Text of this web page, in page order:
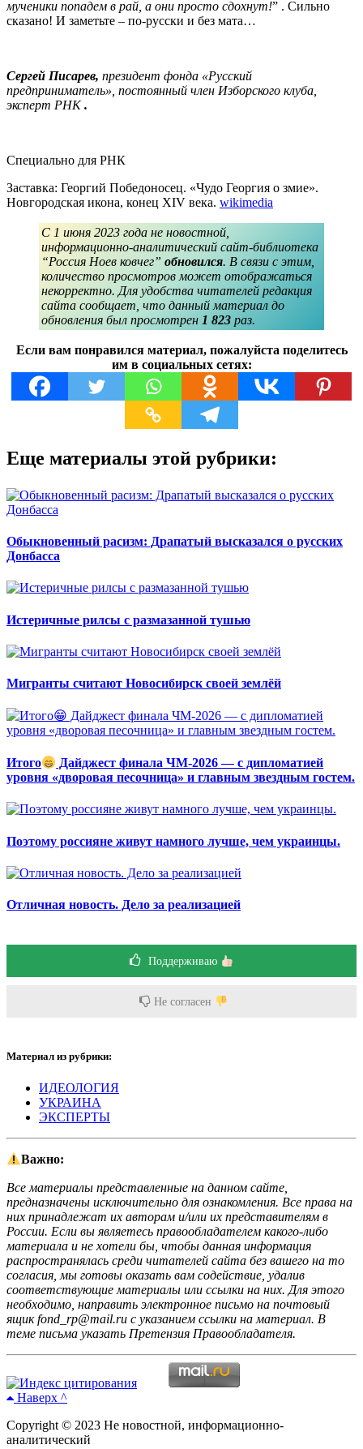
мученики попадем в рай, а они просто сдохнут!” . Сильно
сказано! И заметьте – по-русски и без мата…
Сергей Писарев, президент фонда «Русский
предприниматель», постоянный член Изборского клуба,
эксперт РНК.
Специально для РНК
Заставка: Георгий Победоносец. «Чудо Георгия о змие».
Новгородская икона, конец XIV века. wikimedia
С 1 июня 2023 года не новостной,
информационно-аналитический сайт-библиотека
“Россия Ноев ковчег” обновился. В связи с этим,
количество просмотров может отображаться
некорректно. Для удобства читателей редакция
сайта сообщает, что данный материал до
обновления был просмотрен 1 823 раз.
Если вам понравился материал, пожалуйста поделитесь
им в социальных сетях:
Еще материалы этой рубрики:
Обыкновенный расизм: Драпатый высказался о русских
Донбасса
Истеричные рилсы с размазанной тушью
Мигранты считают Новосибирск своей землёй
Итого
Дайджест финала ЧМ-2026 — с дипломатией
уровня «дворовая песочница» и главным звездным гостем.
Поэтому россияне живут намного лучше, чем украинцы.
Отличная новость. Дело за реализацией
Поддерживаю
Не согласен
Материал из рубрики:
ИДЕОЛОГИЯ
УКРАИНА
ЭКСПЕРТЫ
Важно:
Все материалы представленные на данном сайте,
предназначены исключительно для ознакомления. Все права на
них принадлежат их авторам и/или их представителям в
России. Если вы являетесь правообладателем какого-либо
материала и не хотели бы, чтобы данная информация
распространялась среди читателей сайта без вашего на то
согласия, мы готовы оказать вам содействие, удалив
соответствующие материалы или ссылки на них. Для этого
необходимо, направить электронное письмо на почтовый
ящик fond_rp@mail.ru с указанием ссылки на материал. В
теме письма указать Претензия Правообладателя.
Наверх ^
Copyright © 2023 Не новостной, информационно-
аналитический